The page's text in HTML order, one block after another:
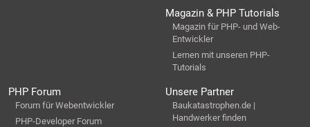
Magazin & PHP Tutorials
Magazin für PHP- und Web-
Entwickler
Lernen mit unseren PHP-
Tutorials
PHP Forum
Forum für Webentwickler
PHP-Developer Forum
Unsere Partner
Baukatastrophen.de |
Handwerker finden